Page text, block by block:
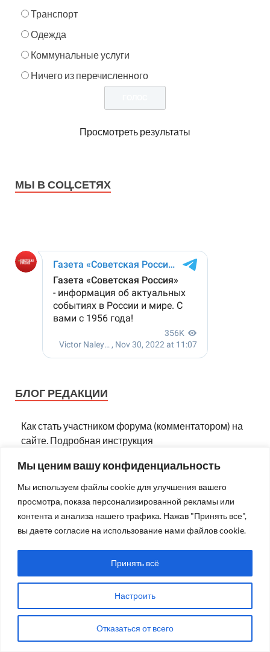
Мы ценим вашу конфиденциальность
Мы используем файлы cookie для улучшения вашего
просмотра, показа персонализированной рекламы или
контента и анализа нашего трафика. Нажав "Принять все",
вы даете согласие на использование нами файлов cookie.
Настроить
Отказаться от всего
Принять всё
Транспорт
Одежда
Коммунальные услуги
Ничего из перечисленного
Просмотреть результаты
МЫ В СОЦ.СЕТЯХ
БЛОГ РЕДАКЦИИ
Как стать участником форума (комментатором) на
сайте. Подробная инструкция
Требуется ваша помощь!
Обновляем сайт
СВЕЖИЕ КОММЕНТАРИИ
Ignatк записиВ России отмечен первый за сезон
случай смерти от укуса гадюки